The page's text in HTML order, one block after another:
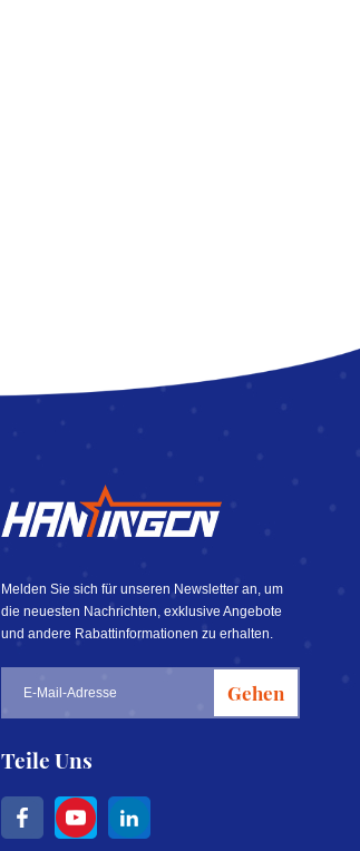
Melden Sie sich für unseren Newsletter an, um
die neuesten Nachrichten, exklusive Angebote
und andere Rabattinformationen zu erhalten.
Gehen
Teile Uns